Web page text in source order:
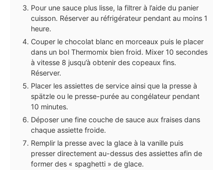
Pour une sauce plus lisse, la filtrer à l’aide du panier
cuisson. Réserver au réfrigérateur pendant au moins 1
heure.
Couper le chocolat blanc en morceaux puis le placer
dans un bol Thermomix bien froid. Mixer 10 secondes
à vitesse 8 jusqu’à obtenir des copeaux fins.
Réserver.
Placer les assiettes de service ainsi que la presse à
spätzle ou le presse-purée au congélateur pendant
10 minutes.
Déposer une fine couche de sauce aux fraises dans
chaque assiette froide.
Remplir la presse avec la glace à la vanille puis
presser directement au-dessus des assiettes afin de
former des « spaghetti » de glace.